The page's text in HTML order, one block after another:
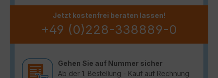
Jetzt kostenfrei beraten lassen!
+49 (0)228-338889-0
Gehen Sie auf Nummer sicher
Ab der 1. Bestellung - Kauf auf Rechnung